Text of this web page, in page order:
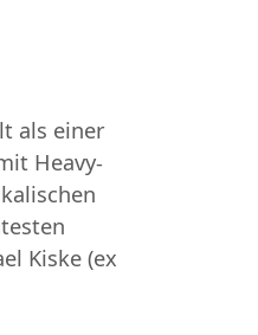
als einer
Heavy-
Kiske (ex